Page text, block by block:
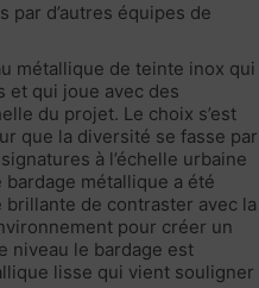
par d’autres équipes de
métallique de teinte inox qui
et qui joue avec des
du projet. Le choix s’est
que la diversité se fasse par
à l’échelle urbaine
bardage métallique a été
de contraster avec la
pour créer un
niveau le bardage est
lisse qui vient souligner